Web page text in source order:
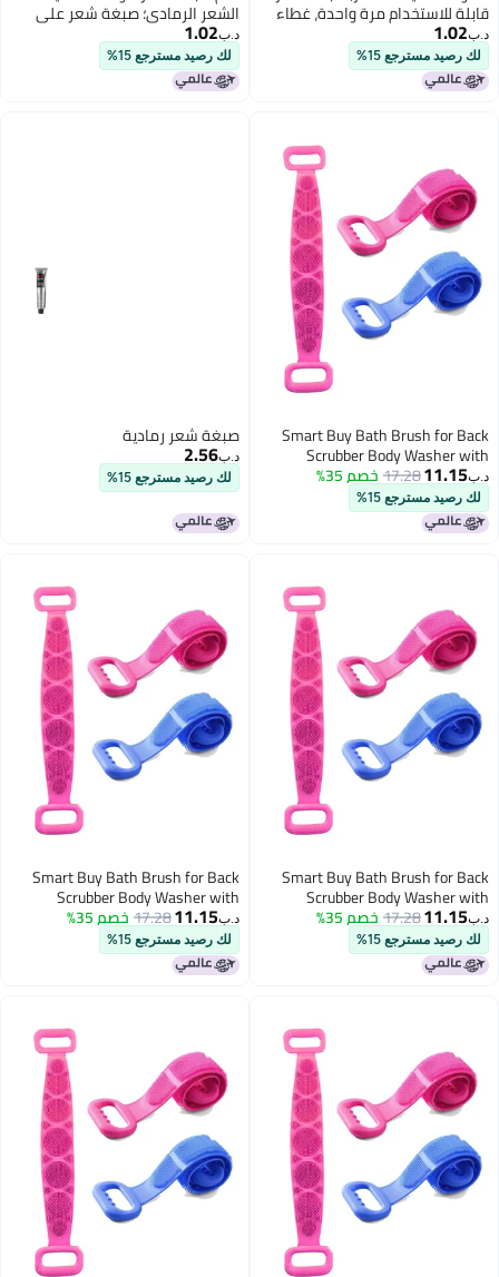
قابلة للاستخدام مرة واحدة، غطاء
طارئ للشعر الرمادي الجديد، تلوين
الشعر وتمشيطه في نفس الوقت، لا
تضر الشعر، بالجملة.
د.ب‏1.02
لك رصيد مسترجع 15%
الشعر الرمادي؛ صبغة شعر على
شكل أحمر شفاه للاستخدام
المؤقت.
د.ب‏1.02
لك رصيد مسترجع 15%
Smart Buy Bath Brush for Back
Scrubber Body Washer with
Smooth Removal For Unisex | Set
of 1|
د.ب‏11.15
17.28خصم 35%
لك رصيد مسترجع 15%
صبغة شعر رمادية
د.ب‏2.56
لك رصيد مسترجع 15%
Smart Buy Bath Brush for Back
Scrubber Body Washer with
Smooth Removal For Unisex “Set
of 1”.
د.ب‏11.15
17.28خصم 35%
لك رصيد مسترجع 15%
Smart Buy Bath Brush for Back
Scrubber Body Washer with
Smooth Removal For Unisex -
(Pack of 1)
د.ب‏11.15
17.28خصم 35%
لك رصيد مسترجع 15%